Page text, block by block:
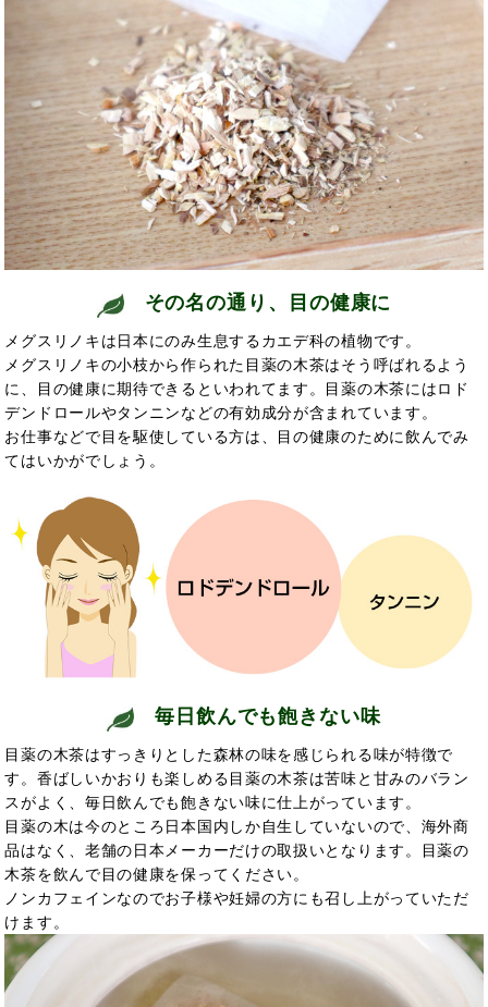
その名の通り、目の健康に
メグスリノキは日本にのみ生息するカエデ科の植物です。
メグスリノキの小枝から作られた目薬の木茶はそう呼ばれるよう
に、目の健康に期待できるといわれてます。目薬の木茶にはロド
デンドロールやタンニンなどの有効成分が含まれています。
お仕事などで目を駆使している方は、目の健康のために飲んでみ
てはいかがでしょう。
毎日飲んでも飽きない味
目薬の木茶はすっきりとした森林の味を感じられる味が特徴で
す。香ばしいかおりも楽しめる目薬の木茶は苦味と甘みのバラン
スがよく、毎日飲んでも飽きない味に仕上がっています。
目薬の木は今のところ日本国内しか自生していないので、海外商
品はなく、老舗の日本メーカーだけの取扱いとなります。目薬の
木茶を飲んで目の健康を保ってください。
ノンカフェインなのでお子様や妊婦の方にも召し上がっていただ
けます。